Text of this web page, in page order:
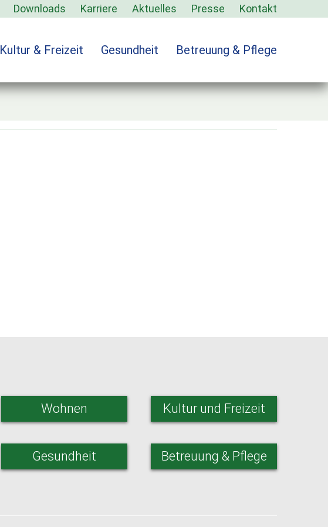
Downloads Karriere Aktuelles Presse Kontakt
Kultur & Freizeit Gesundheit Betreuung & Pflege
Wohnen Kultur und Freizeit
Gesundheit Betreuung & Pflege